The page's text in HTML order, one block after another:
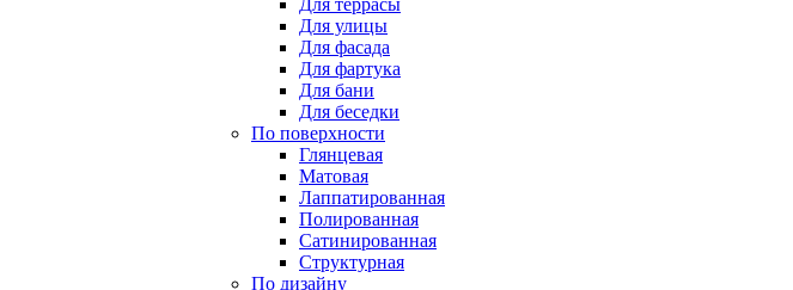
Для террасы
Для улицы
Для фасада
Для фартука
Для бани
Для беседки
По поверхности
Глянцевая
Матовая
Лаппатированная
Полированная
Сатинированная
Структурная
По дизайну